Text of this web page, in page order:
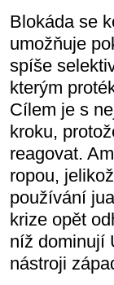
Blokáda se
umožňuje
spíše
kterým
Cílem je s
kroku,
reagovat.
ropou,
používání
krize opět
níž dominují
nástroji